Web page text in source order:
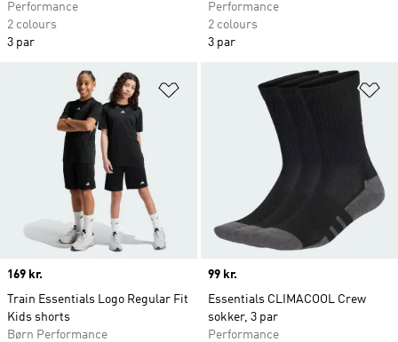
Performance
2 colours
3 par
Performance
2 colours
3 par
Føj til ønskeliste
Price
169 kr.
Train Essentials Logo Regular Fit
Kids shorts
Børn Performance
Price
99 kr.
Essentials CLIMACOOL Crew
sokker, 3 par
Performance